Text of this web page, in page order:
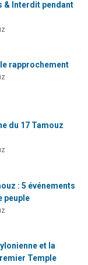
& Interdit pendant
rapprochement
du 17 Tamouz
: 5 événements
peuple
et la
Temple